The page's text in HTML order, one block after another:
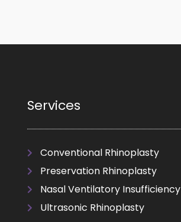
Services
Conventional Rhinoplasty
Preservation Rhinoplasty
Nasal Ventilatory Insufficiency
Ultrasonic Rhinoplasty